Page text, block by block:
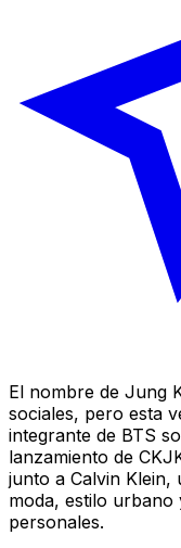
El nombre de Jung
sociales, pero esta
integrante de BTS
lanzamiento de
junto a Calvin
moda, estilo
personales.